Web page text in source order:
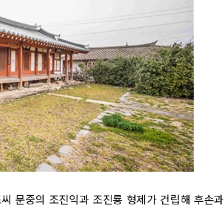
문중의 조진익과 조진룡 형제가 건립해 후손과